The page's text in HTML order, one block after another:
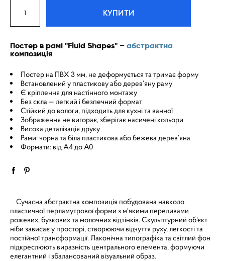
КУПИТИ
Постер в рамі "Fluid Shapes" – абстрактна
композиція
Постер на ПВХ 3 мм, не деформується та тримає форму
Встановлений у пластикову або дерев’яну раму
Є кріплення для настінного монтажу
Без скла — легкий і безпечний формат
Стійкий до вологи, підходить для кухні та ванної
Зображення не вигорає, зберігає насичені кольори
Висока деталізація друку
Рами: чорна та біла пластикова або бежева дерев’яна
Формати: від A4 до A0
Сучасна абстрактна композиція побудована навколо
пластичної перламутрової форми з м'якими переливами
рожевих, бузкових та молочних відтінків. Скульптурний об'єкт
ніби зависає у просторі, створюючи відчуття руху, легкості та
постійної трансформації. Лаконічна типографіка та світлий фон
підкреслюють виразність центрального елемента, формуючи
елегантний і збалансований візуальний образ.